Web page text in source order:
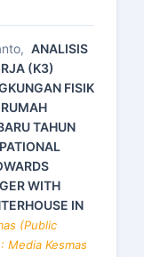
ANALISIS
(K3)
FISIK
TAHUN
WITH
IN
(Public
Media Kesmas